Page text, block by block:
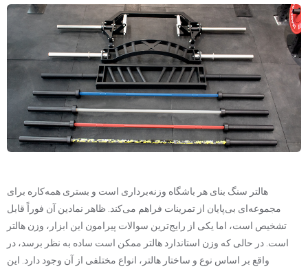
هالتر سنگ بنای هر باشگاه وزنه‌برداری است و بستری همه‌کاره برای
مجموعه‌ای بی‌پایان از تمرینات فراهم می‌کند. ظاهر نمادین آن فوراً قابل
تشخیص است، اما یکی از رایج‌ترین سوالات پیرامون این ابزار، وزن هالتر
است. در حالی که وزن استاندارد هالتر ممکن است ساده به نظر برسد، در
واقع بر اساس نوع و ساختار هالتر، انواع مختلفی از آن وجود دارد. این